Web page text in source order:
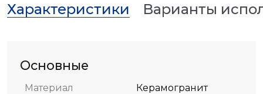
Характеристики Варианты
Основные
Материал
Керамогранит